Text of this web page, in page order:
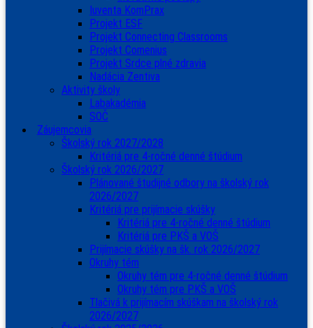
Iuventa KomPrax
Projekt ESF
Projekt Connecting Classrooms
Projekt Comenius
Projekt Srdce plné zdravia
Nadácia Zentiva
Aktivity školy
Labakadémia
SOČ
Záujemcovia
Školský rok 2027/2028
Kritériá pre 4-ročné denné štúdium
Školský rok 2026/2027
Plánované študijné odbory na školský rok
2026/2027
Kritériá pre prijímacie skúšky
Kritériá pre 4-ročné denné štúdium
Kritériá pre PKŠ a VOŠ
Prijímacie skúšky na šk. rok 2026/2027
Okruhy tém
Okruhy tém pre 4-ročné denné štúdium
Okruhy tém pre PKŠ a VOŠ
Tlačivá k prijímacím skúškam na školský rok
2026/2027